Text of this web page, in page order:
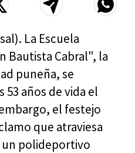
La Escuela
Bautista Cabral", la
puneña, se
53 años de vida el
el festejo
que atraviesa
un polideportivo